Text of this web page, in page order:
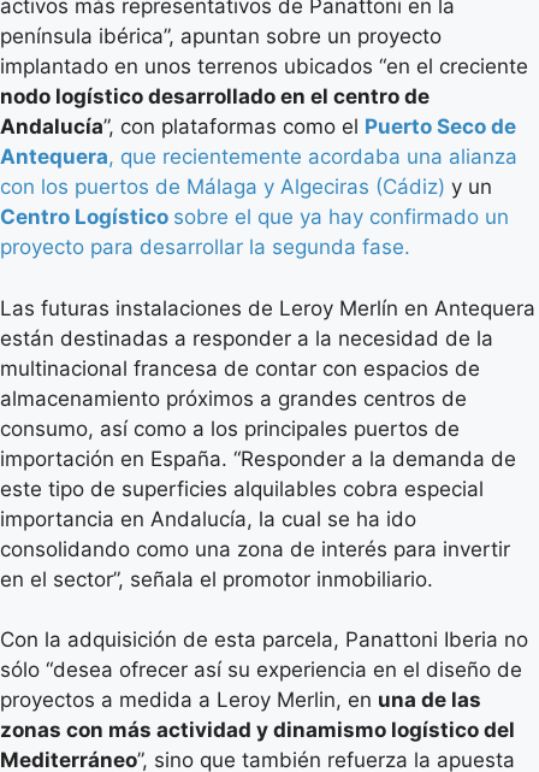
activos más representativos de Panattoni en la
península ibérica”, apuntan sobre un proyecto
implantado en unos terrenos ubicados “en el creciente
nodo logístico desarrollado en el centro de
Andalucía”, con plataformas como el Puerto Seco de
Antequera, que recientemente acordaba una alianza
con los puertos de Málaga y Algeciras (Cádiz) y un
Centro Logístico sobre el que ya hay confirmado un
proyecto para desarrollar la segunda fase.
Las futuras instalaciones de Leroy Merlín en Antequera
están destinadas a responder a la necesidad de la
multinacional francesa de contar con espacios de
almacenamiento próximos a grandes centros de
consumo, así como a los principales puertos de
importación en España. “Responder a la demanda de
este tipo de superficies alquilables cobra especial
importancia en Andalucía, la cual se ha ido
consolidando como una zona de interés para invertir
en el sector”, señala el promotor inmobiliario.
Con la adquisición de esta parcela, Panattoni Iberia no
sólo “desea ofrecer así su experiencia en el diseño de
proyectos a medida a Leroy Merlin, en una de las
zonas con más actividad y dinamismo logístico del
Mediterráneo”, sino que también refuerza la apuesta